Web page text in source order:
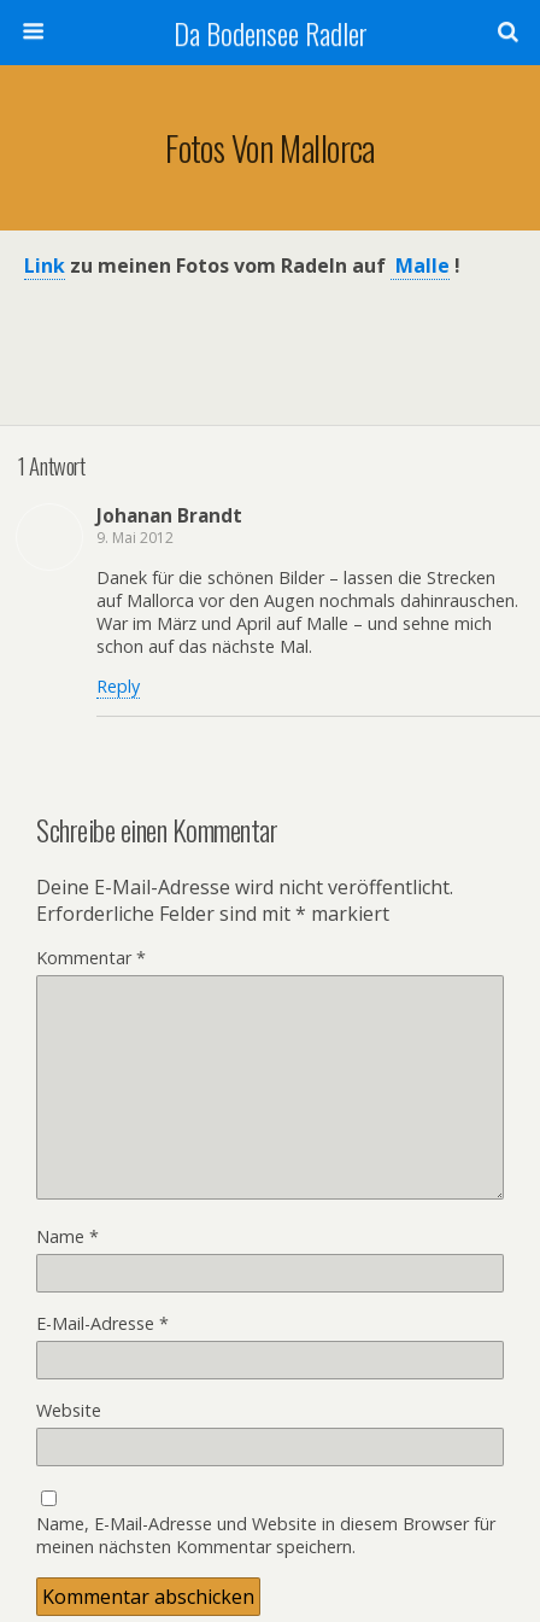
Da Bodensee Radler
Fotos Von Mallorca
Link zu meinen Fotos vom Radeln auf Malle !
1 Antwort
Johanan Brandt
9. Mai 2012
Danek für die schönen Bilder – lassen die Strecken
auf Mallorca vor den Augen nochmals dahinrauschen.
War im März und April auf Malle – und sehne mich
schon auf das nächste Mal.
Reply
Schreibe einen Kommentar
Deine E-Mail-Adresse wird nicht veröffentlicht.
Erforderliche Felder sind mit* markiert
Kommentar*
Name *
E-Mail-Adresse *
Website
Name, E-Mail-Adresse und Website in diesem Browser für
meinen nächsten Kommentar speichern.